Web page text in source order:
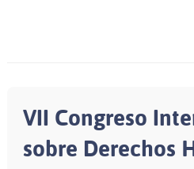
VII Congreso
sobre Derechos